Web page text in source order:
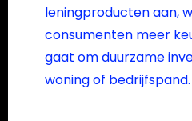
leningproducten aan,
consumenten meer
gaat om duurzame
woning of bedrijfspand.